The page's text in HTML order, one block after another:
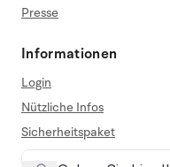
Presse
Informationen
Login
Nützliche Infos
Sicherheitspaket